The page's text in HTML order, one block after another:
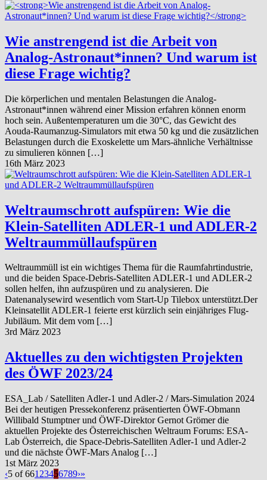
Wie anstrengend ist die Arbeit von
Analog-Astronaut*innen? Und warum ist
diese Frage wichtig?
Die körperlichen und mentalen Belastungen die Analog-
Astronaut*innen während einer Mission erfahren können enorm
hoch sein. Außentemperaturen um die 30°C, das Gewicht des
Aouda-Raumanzug-Simulators mit etwa 50 kg und die zusätzlichen
Belastungen durch die Exoskelette um Mars-ähnliche Verhältnisse
zu simulieren können […]
16th März 2023
Weltraumschrott aufspüren: Wie die
Klein-Satelliten ADLER-1 und ADLER-2
Weltraummüllaufspüren
Weltraummüll ist ein wichtiges Thema für die Raumfahrtindustrie,
und die beiden Space-Debris-Satelliten ADLER-1 und ADLER-2
sollen helfen, ihn aufzuspüren und zu analysieren. Die
Datenanalysewird wesentlich vom Start-Up Tilebox unterstützt.Der
Kleinsatellit ADLER-1 feierte erst kürzlich sein einjähriges Flug-
Jubiläum. Mit dem vom […]
3rd März 2023
Aktuelles zu den wichtigsten Projekten
des ÖWF 2023/24
ESA_Lab / Satelliten Adler-1 und Adler-2 / Mars-Simulation 2024
Bei der heutigen Pressekonferenz präsentierten ÖWF-Obmann
Willibald Stumptner und ÖWF-Direktor Gernot Grömer die
aktuellen Projekte des Österreichischen Weltraum Forums: ESA-
Lab Österreich, die Space-Debris-Satelliten Adler-1 und Adler-2
und die nächste ÖWF-Mars Analog […]
1st März 2023
‹5 of 661 23456789›»